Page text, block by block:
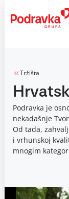
content
Tržišta
Podravka je
nekadašnje
Od tada,
i vrhunskoj
mnogim